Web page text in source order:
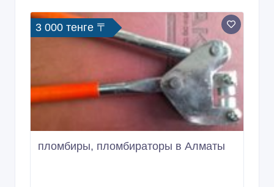
3 000 тенге 〒
пломбиры, пломбираторы в Алматы